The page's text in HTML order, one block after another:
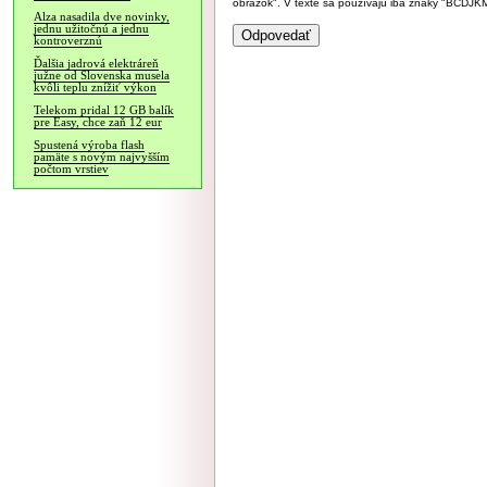
Alza nasadila dve novinky,
jednu užitočnú a jednu
kontroverznú
Ďalšia jadrová elektráreň
južne od Slovenska musela
kvôli teplu znížiť výkon
Telekom pridal 12 GB balík
pre Easy, chce zaň 12 eur
Spustená výroba flash
pamäte s novým najvyšším
počtom vrstiev
obrázok". V texte sa používajú iba znaky